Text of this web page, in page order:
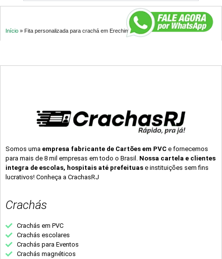
Início » Fita personalizada para crachá em Erechim – RS
Somos uma empresa fabricante de Cartões em PVC e fornecemos
para mais de 8 mil empresas em todo o Brasil. Nossa cartela e clientes
integra de escolas, hospitais até prefeituas e instituições sem fins
lucrativos! Conheça a CrachasRJ
Crachás
Crachás em PVC
Crachás escolares
Crachás para Eventos
Crachás magnéticos